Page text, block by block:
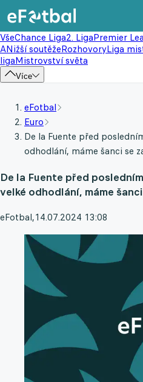
VšeChance Liga2. LigaPremier
ANižší soutěžeRozhovoryLiga
ligaMistrovství světa
Více
eFotbal
Euro
De la Fuente před
odhodlání, máme šanci se
De la Fuente před
velké odhodlání, máme
eFotbal,14.07.2024 13:08